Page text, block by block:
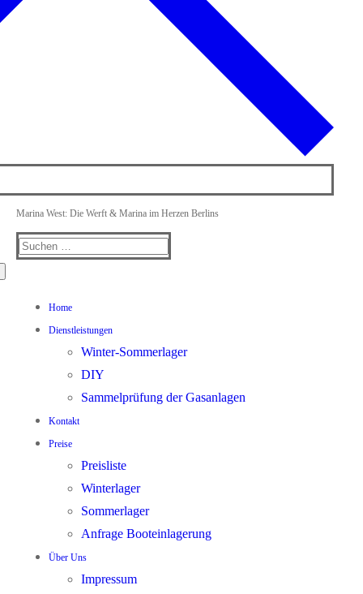
Marina West: Die Werft & Marina im Herzen Berlins
Suchen
Home
Dienstleistungen
Winter-Sommerlager
DIY
Sammelprüfung der Gasanlagen
Kontakt
Preise
Preisliste
Winterlager
Sommerlager
Anfrage Booteinlagerung
Über Uns
Impressum